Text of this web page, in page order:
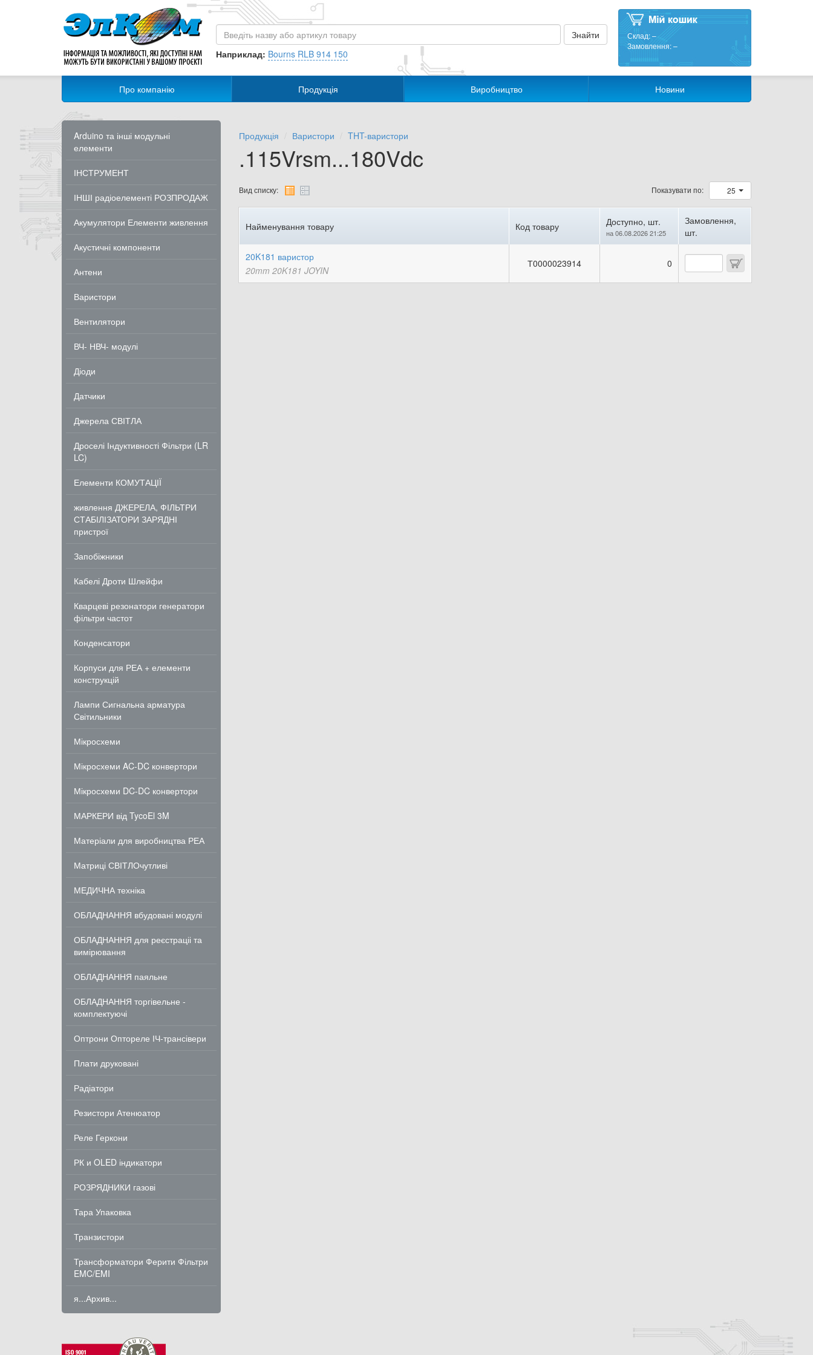
Наприклад: Bourns RLB 914 150
Склад:–
Замовлення:–
Про компанію Продукція Виробництво Новини
Arduino та інші модульні
елементи
ІНСТРУМЕНТ
ІНШІ радіоелементі РОЗПРОДАЖ
Акумулятори Елементи живлення
Акустичні компоненти
Антени
Варистори
Вентилятори
ВЧ- НВЧ- модулі
Діоди
Датчики
Джерела СВІТЛА
Дроселі Індуктивності Фільтри (LR
LC)
Елементи КОМУТАЦІЇ
живлення ДЖЕРЕЛА, ФІЛЬТРИ
СТАБІЛІЗАТОРИ ЗАРЯДНІ
пристрої
Запобіжники
Кабелі Дроти Шлейфи
Кварцеві резонатори генератори
фільтри частот
Конденсатори
Корпуси для РЕА + елементи
конструкцій
Лампи Сигнальна арматура
Світильники
Мікросхеми
Мікросхеми AC-DC конвертори
Мікросхеми DC-DC конвертори
МАРКЕРИ від TycoEl 3M
Матеріали для виробництва РЕА
Матриці СВІТЛОчутливі
МЕДИЧНА техніка
ОБЛАДНАННЯ вбудовані модулі
ОБЛАДНАННЯ для реєстраціі та
вимірювання
ОБЛАДНАННЯ паяльне
ОБЛАДНАННЯ торгівельне -
комплектуючі
Оптрони Оптореле ІЧ-трансівери
Плати друковані
Радіатори
Резистори Атенюатор
Реле Геркони
РК и OLED індикатори
РОЗРЯДНИКИ газові
Тара Упаковка
Транзистори
Трансформатори Ферити Фільтри
EMC/EMI
я...Архив...
Продукція Варистори THT-варистори
.115Vrsm...180Vdc
Вид списку: Показувати по: 25
Найменування товару Код товару Доступно, шт.
на 06.08.2026 21:25
Замовлення,
шт.
20K181 варистор
20mm 20K181 JOYIN
Т0000023914 0